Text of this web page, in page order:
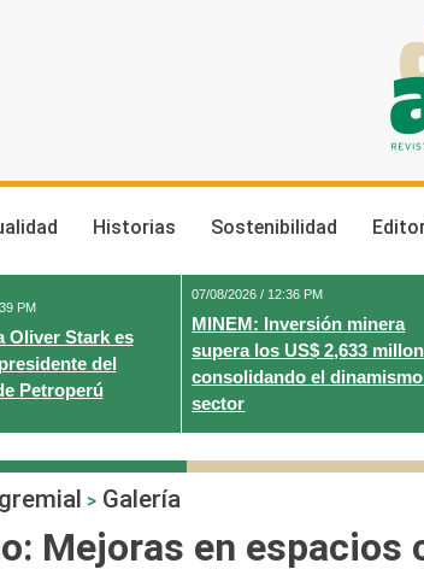
Historias Sostenibilidad
PM
Oliver Stark es
del
Petroperú
07/08/2026 / 12:36 PM
MINEM: Inversión minera
supera los US$ 2,633
consolidando el
sector
> Galería
Mejoras en